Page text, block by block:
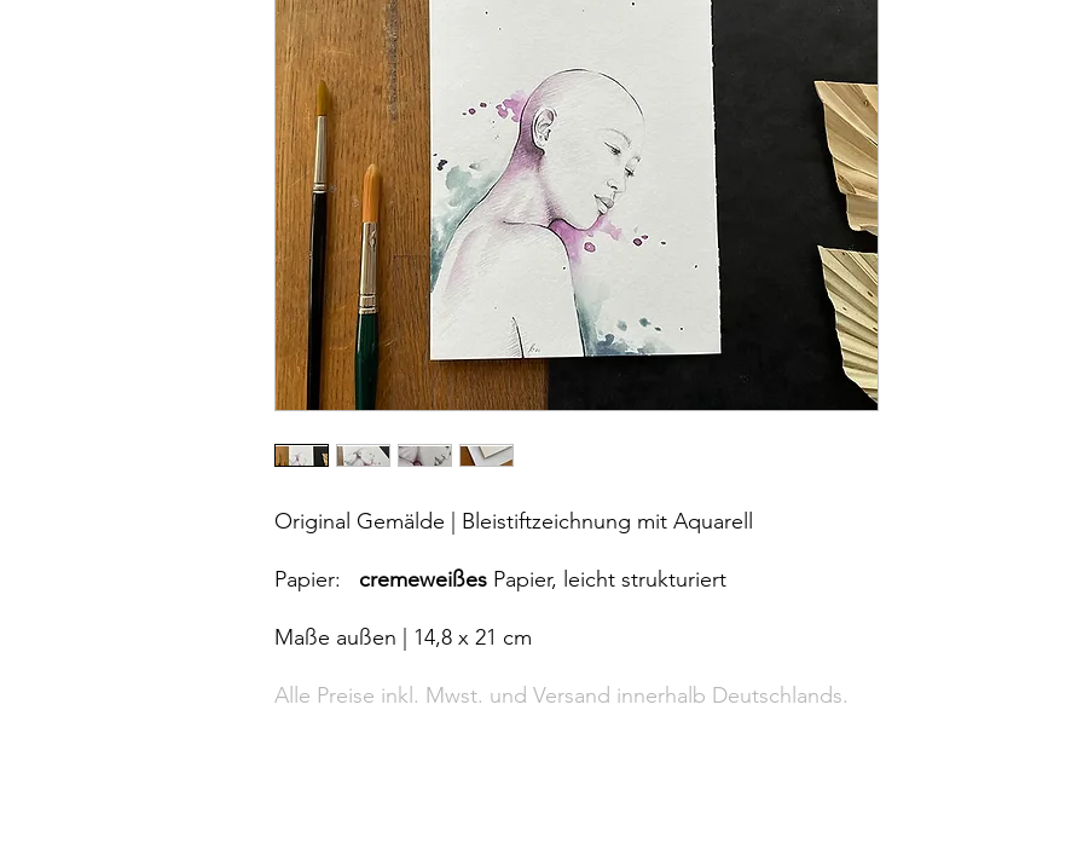
Original Gemälde | Bleistiftzeichnung mit Aquarell
Papier: cremeweißes Papier, leicht strukturiert
Maße außen | 14,8 x 21 cm
Alle Preise inkl. Mwst. und Versand innerhalb Deutschlands.